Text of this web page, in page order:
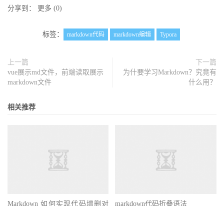
分享到： 更多 (0)
标签： markdown代码 markdown编辑 Typora
上一篇
vue展示md文件，前端读取展示
markdown文件
下一篇
为什要学习Markdown？究竟有
什么用？
相关推荐
Markdown 如何实现代码增删对
markdown代码折叠语法